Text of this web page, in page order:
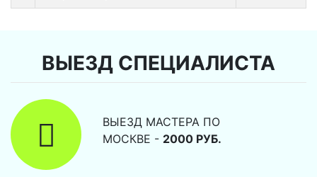
ВЫЕЗД СПЕЦИАЛИСТА
ВЫЕЗД МАСТЕРА ПО
МОСКВЕ - 2000 РУБ.